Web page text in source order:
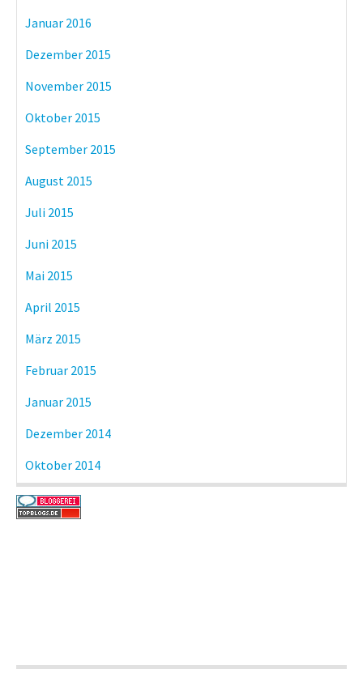
Januar 2016
Dezember 2015
November 2015
Oktober 2015
September 2015
August 2015
Juli 2015
Juni 2015
Mai 2015
April 2015
März 2015
Februar 2015
Januar 2015
Dezember 2014
Oktober 2014